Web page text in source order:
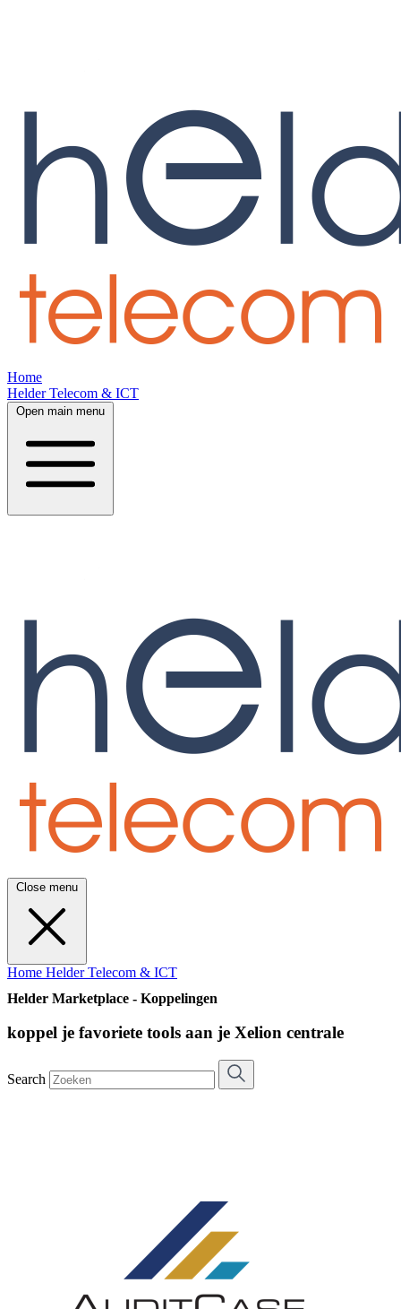
Home
Helder Telecom & ICT
Open main menu
Close menu
Home Helder Telecom & ICT
Helder Marketplace - Koppelingen
koppel je favoriete tools aan je Xelion centrale
Search